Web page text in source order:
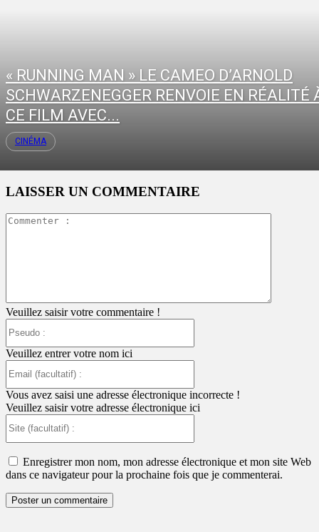
« RUNNING MAN » LE CAMEO D’ARNOLD
SCHWARZENEGGER RENVOIE EN RÉALITÉ
CE FILM AVEC...
CINÉMA
LAISSER UN COMMENTAIRE
Veuillez saisir votre commentaire !
Veuillez entrer votre nom ici
:
Vous avez saisi une adresse électronique incorrecte !
Veuillez saisir votre adresse électronique ici
:
Enregistrer mon nom, mon adresse électronique et mon site Web
dans ce navigateur pour la prochaine fois que je commenterai.